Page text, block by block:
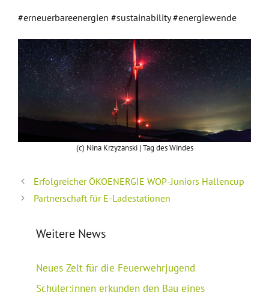
#erneuerbareenergien #sustainability #energiewende
(c) Nina Krzyzanski | Tag des Windes
Erfolgreicher ÖKOENERGIE WOP-Juniors Hallencup
Partnerschaft für E-Ladestationen
Weitere News
Neues Zelt für die Feuerwehrjugend
Schüler:innen erkunden den Bau eines